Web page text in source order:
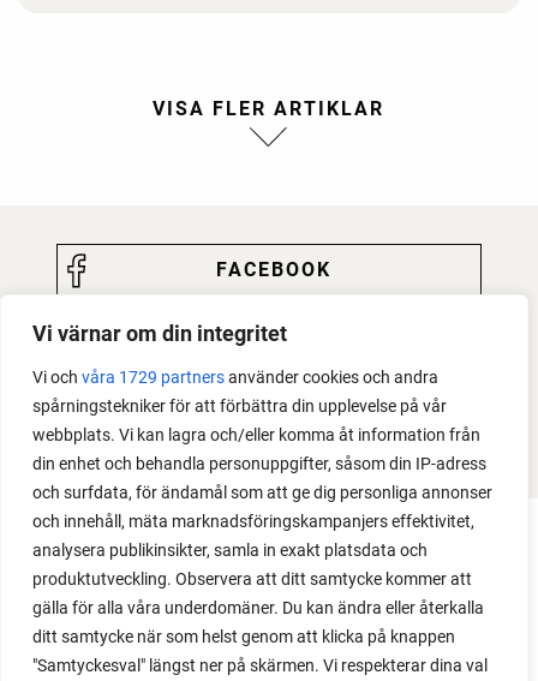
Vi värnar om din integritet
Vi och våra 1729 partnersanvänder cookies och andra
spårningstekniker för att förbättra din upplevelse på vår
webbplats. Vi kan lagra och/eller komma åt information från
din enhet och behandla personuppgifter, såsom din IP-adress
och surfdata, för ändamål som att ge dig personliga annonser
och innehåll, mäta marknadsföringskampanjers effektivitet,
analysera publikinsikter, samla in exakt platsdata och
produktutveckling. Observera att ditt samtycke kommer att
gälla för alla våra underdomäner. Du kan ändra eller återkalla
ditt samtycke när som helst genom att klicka på knappen
"Samtyckesval" längst ner på skärmen. Vi respekterar dina val
FACEBOOK
YOUTUBE
INSTAGRAM
PODCAST